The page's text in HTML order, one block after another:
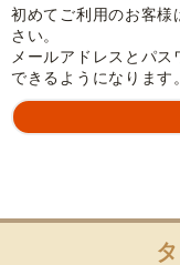
初めてご利用のお客様
さい。
メールアドレスとパ
できるようになります。